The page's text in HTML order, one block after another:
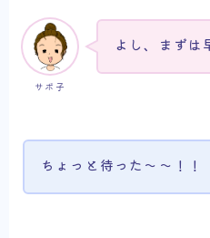
サボ子
よし、まずは
ちょっと待った～～！！